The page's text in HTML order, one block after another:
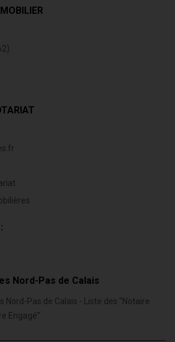
Nord-Pas de Calais
Nord-Pas de Calais - Liste des "Notaire
Engagé"